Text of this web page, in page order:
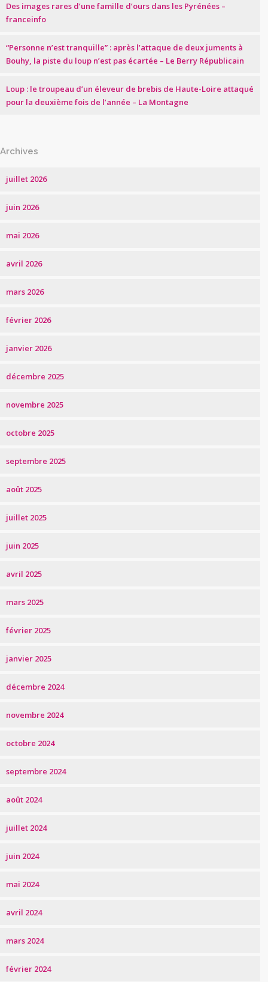
Des images rares d’une famille d’ours dans les Pyrénées –
franceinfo
“Personne n’est tranquille” : après l’attaque de deux juments à
Bouhy, la piste du loup n’est pas écartée – Le Berry Républicain
Loup : le troupeau d’un éleveur de brebis de Haute-Loire attaqué
pour la deuxième fois de l’année – La Montagne
Archives
juillet 2026
juin 2026
mai 2026
avril 2026
mars 2026
février 2026
janvier 2026
décembre 2025
novembre 2025
octobre 2025
septembre 2025
août 2025
juillet 2025
juin 2025
avril 2025
mars 2025
février 2025
janvier 2025
décembre 2024
novembre 2024
octobre 2024
septembre 2024
août 2024
juillet 2024
juin 2024
mai 2024
avril 2024
mars 2024
février 2024